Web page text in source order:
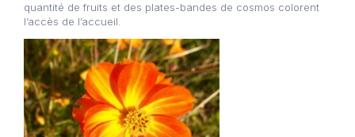
quantité de fruits et des plates-bandes de cosmos colorent
l’accès de l’accueil.